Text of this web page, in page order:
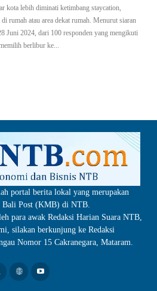
kota lebih diminati ketimbang staycation,
rumah atau area dekat rumah. Menurut siaran
Juni 2024, dari 100 responden yang mengikuti
berlibur ke...
portal berita lokal yang merupakan
Bali Post (KMB) di NTB.
para awak Redaksi Harian Suara NTB,
silakan berkunjung ke Redaksi
Nomor 15 Cakranegara, Mataram.